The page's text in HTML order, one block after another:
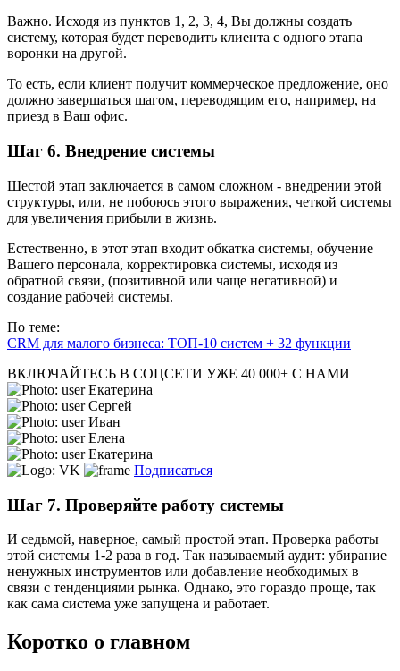
Важно. Исходя из пунктов 1, 2, 3, 4, Вы должны создать
систему, которая будет переводить клиента с одного этапа
воронки на другой.
То есть, если клиент получит коммерческое предложение, оно
должно завершаться шагом, переводящим его, например, на
приезд в Ваш офис.
Шаг 6. Внедрение системы
Шестой этап заключается в самом сложном - внедрении этой
структуры, или, не побоюсь этого выражения, четкой системы
для увеличения прибыли в жизнь.
Естественно, в этот этап входит обкатка системы, обучение
Вашего персонала, корректировка системы, исходя из
обратной связи, (позитивной или чаще негативной) и
создание рабочей системы.
По теме:
CRM для малого бизнеса: ТОП-10 систем + 32 функции
ВКЛЮЧАЙТЕСЬ В СОЦСЕТИ УЖЕ 40 000+ С НАМИ
Екатерина
Сергей
Иван
Елена
Екатерина
Подписаться
Шаг 7. Проверяйте работу системы
И седьмой, наверное, самый простой этап. Проверка работы
этой системы 1-2 раза в год. Так называемый аудит: убирание
ненужных инструментов или добавление необходимых в
связи с тенденциями рынка. Однако, это гораздо проще, так
как сама система уже запущена и работает.
Коротко о главном